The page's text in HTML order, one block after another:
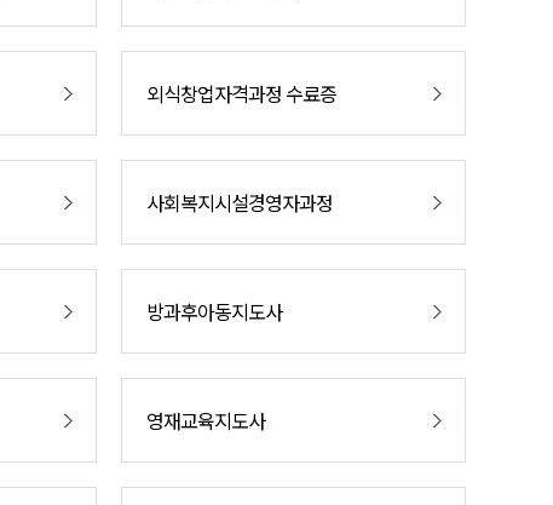
외식창업자격과정 수료증
사회복지시설경영자과정
방과후아동지도사
영재교육지도사